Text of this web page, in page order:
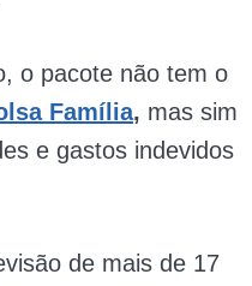
o pacote não tem o
Família, mas sim
e gastos indevidos
de mais de 17